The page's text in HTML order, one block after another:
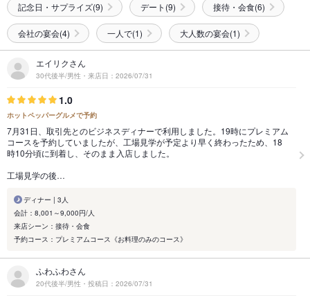
記念日・サプライズ(9) デート(9) 接待・会食(6)
会社の宴会(4) 一人で(1) 大人数の宴会(1)
エイリクさん
30代後半/男性・来店日：2026/07/31
1.0
ホットペッパーグルメで予約
7月31日、取引先とのビジネスディナーで利用しました。19時にプレミアム
コースを予約していましたが、工場見学が予定より早く終わったため、18
時10分頃に到着し、そのまま入店しました。
工場見学の後…
ディナー | 3人
会計：8,001～9,000円/人
来店シーン：接待・会食
予約コース：プレミアムコース《お料理のみのコース》
ふわふわさん
20代後半/男性・投稿日：2026/07/31